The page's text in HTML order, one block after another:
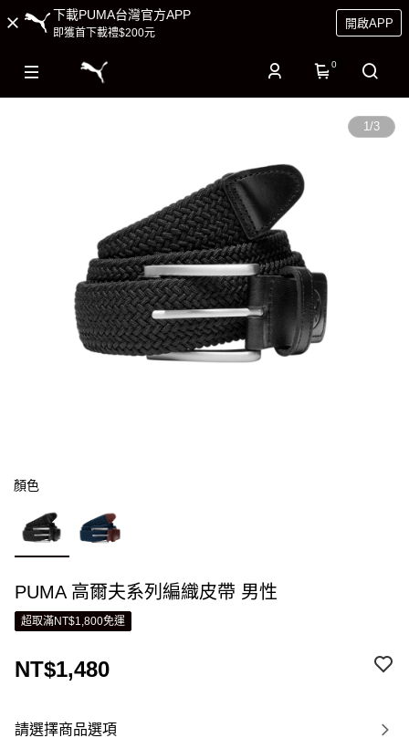
下載PUMA台灣官方APP
即獲首下載禮$200元
開啟APP
0
1/3
顏色
PUMA 高爾夫系列編織皮帶 男性
超取滿NT$1,800免運
NT$1,480
請選擇商品選項